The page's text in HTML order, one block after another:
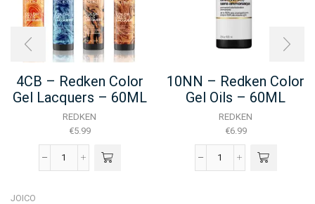
4CB – Redken Color
Gel Lacquers – 60ML
REDKEN
€5.99
4CB
10NN – Redken Color
Gel Oils – 60ML
REDKEN
€6.99
10NN
JOICO